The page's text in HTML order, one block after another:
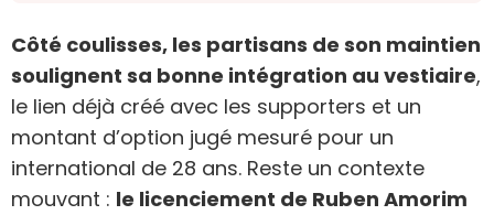
Côté coulisses, les partisans de son maintien
soulignent sa bonne intégration au vestiaire,
le lien déjà créé avec les supporters et un
montant d’option jugé mesuré pour un
international de 28 ans. Reste un contexte
mouvant : le licenciement de Ruben Amorim